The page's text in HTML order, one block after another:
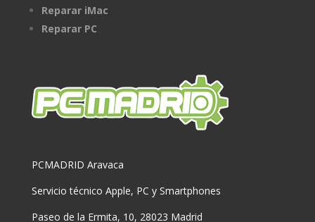
Reparar iMac
Reparar PC
PCMADRID Aravaca
Servicio técnico Apple, PC y Smartphones
Paseo de la Ermita, 10, 28023 Madrid